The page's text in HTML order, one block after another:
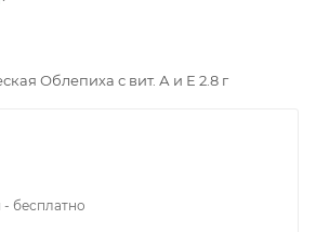
Облепиха с вит. А и Е 2.8 г
бесплатно